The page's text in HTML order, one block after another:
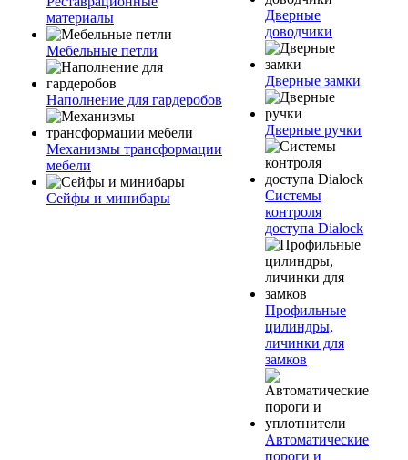
материалы
Мебельные петли
Наполнение для гардеробов
Механизмы трансформации
мебели
Сейфы и минибары
Дверные
доводчики
Дверные замки
Дверные ручки
Системы
контроля
доступа Dialock
Профильные
цилиндры,
личинки для
замков
Автоматические
пороги и